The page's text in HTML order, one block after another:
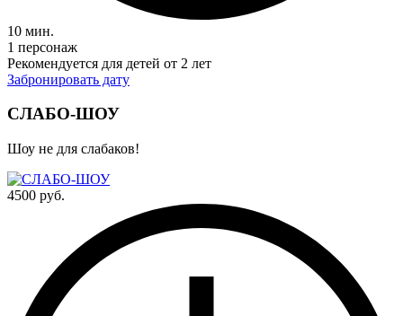
10 мин.
1 персонаж
Рекомендуется для детей от 2 лет
Забронировать дату
СЛАБО-ШОУ
Шоу не для слабаков!
4500 руб.